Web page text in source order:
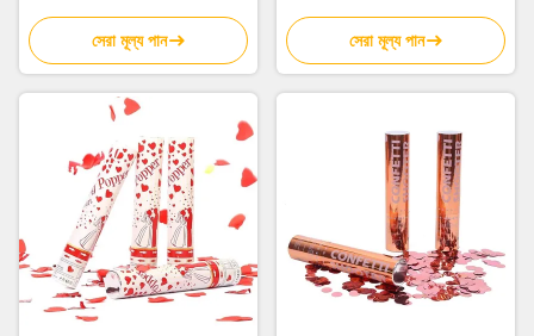
সেরা মূল্য পান
কনফেটি পপার
সেরা মূল্য পান